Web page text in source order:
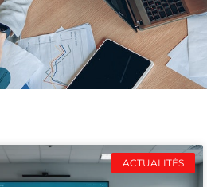
ACTUALITÉS